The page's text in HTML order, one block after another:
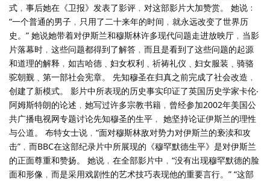
式﹐事后她在《卫报》发表了影评﹐对这部影片大加赞赏。 她说﹕
“一个普通的男子﹐只用了二十来年的时间﹐就永远改变了世界历
史。” 她说她带着对伊斯兰和穆斯林许多现代问题走进放映厅﹐当影
片落幕时﹐这些问题都得到了解答﹐而且是看到了这些问题的起源
和道理的解释﹐如吉哈德﹑妇女权利﹑祈祷礼仪﹑妇女服装﹑骑骆
驼朝觐﹑第一部社会宪章。 先知穆圣在归真之前完成了社会改造﹐
创建了新模式。 影片中所表现的历史事实印证了英国历史学家卡伦‧
阿姆斯特朗的论述﹐她写过许多宗教书籍﹐曾经参加2002年美国公
共广播电视网专题讨论先知穆圣的生平﹐ 她坚持论证伊斯兰的理性
与公道。 布特女士说﹐“面对穆斯林敌对势力对伊斯兰的亵渎和攻
击”﹐而BBC在这部纪录片中所展现的《穆罕默德生平》是对伊斯兰
的正面尊重和赞扬。 她说﹐在全部影片中﹐“没有出现穆罕默德的脸
面和形像﹐而是采用戏剧性的艺术技巧表现他的重要言行。” “这部